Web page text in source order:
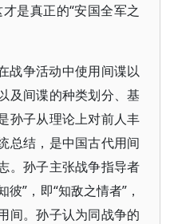
是真正的“安国全军之
战争活动中使用间谍以
及间谍的种类划分、基
孙子从理论上对前人丰
总结，是中国古代用间
。孙子主张战争指导者
彼”，即“知敌之情者”，
间。孙子认为同战争的